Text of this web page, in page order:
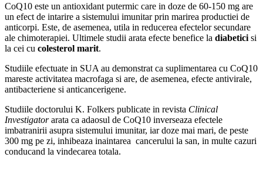
CoQ10 este un antioxidant putermic care in doze de 60-150 mg are
un efect de intarire a sistemului imunitar prin marirea productiei de
anticorpi. Este, de asemenea, utila in reducerea efectelor secundare
ale chimoterapiei. Ultimele studii arata efecte benefice la diabetici si
la cei cu colesterol marit.
Studiile efectuate in SUA au demonstrat ca suplimentarea cu CoQ10
mareste activitatea macrofaga si are, de asemenea, efecte antivirale,
antibacteriene si anticancerigene.
Studiile doctorului K. Folkers publicate in revista Clinical
Investigatorarata ca adaosul de CoQ10 inverseaza efectele
imbatranirii asupra sistemului imunitar, iar doze mai mari, de peste
300 mg pe zi, inhibeaza inaintarea cancerului la san, in multe cazuri
conducand la vindecarea totala.